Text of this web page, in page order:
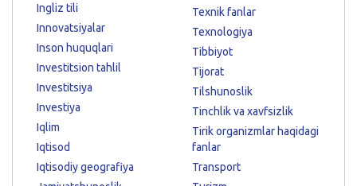
Ingliz tili
Innovatsiyalar
Inson huquqlari
Investitsion tahlil
Investitsiya
Investiya
Iqlim
Iqtisod
Iqtisodiy geografiya
Texnik fanlar
Texnologiya
Tibbiyot
Tijorat
Tilshunoslik
Tinchlik va xavfsizlik
Tirik organizmlar haqidagi
fanlar
Transport